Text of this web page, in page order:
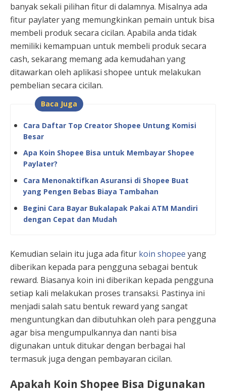
banyak sekali pilihan fitur di dalamnya. Misalnya ada
fitur paylater yang memungkinkan pemain untuk bisa
membeli produk secara cicilan. Apabila anda tidak
memiliki kemampuan untuk membeli produk secara
cash, sekarang memang ada kemudahan yang
ditawarkan oleh aplikasi shopee untuk melakukan
pembelian secara cicilan.
Baca Juga
Cara Daftar Top Creator Shopee Untung Komisi
Besar
Apa Koin Shopee Bisa untuk Membayar Shopee
Paylater?
Cara Menonaktifkan Asuransi di Shopee Buat
yang Pengen Bebas Biaya Tambahan
Begini Cara Bayar Bukalapak Pakai ATM Mandiri
dengan Cepat dan Mudah
Kemudian selain itu juga ada fitur koin shopee yang
diberikan kepada para pengguna sebagai bentuk
reward. Biasanya koin ini diberikan kepada pengguna
setiap kali melakukan proses transaksi. Pastinya ini
menjadi salah satu bentuk reward yang sangat
menguntungkan dan dibutuhkan oleh para pengguna
agar bisa mengumpulkannya dan nanti bisa
digunakan untuk ditukar dengan berbagai hal
termasuk juga dengan pembayaran cicilan.
Apakah Koin Shopee Bisa Digunakan